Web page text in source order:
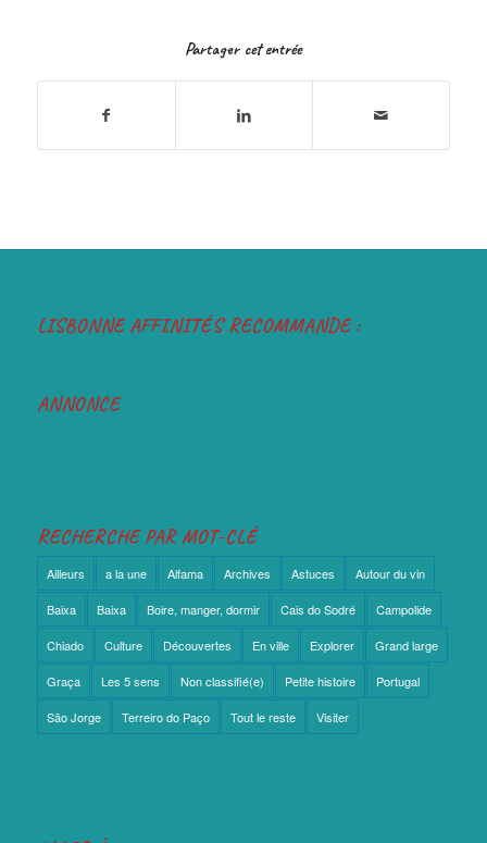
Partager cet entrée
LISBONNE AFFINITÉS RECOMMANDE :
ANNONCE
RECHERCHE PAR MOT-CLÉ
Ailleurs a la une Alfama Archives Astuces Autour du vin
Baixa Baixa Boire, manger, dormir Cais do Sodré Campolide
Chiado Culture Découvertes En ville Explorer Grand large
Graça Les 5 sens Non classifié(e) Petite histoire Portugal
São Jorge Terreiro do Paço Tout le reste Visiter